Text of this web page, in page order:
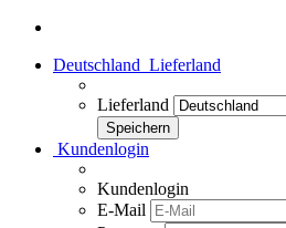
Deutschland Lieferland
Lieferland
Kundenlogin
Kundenlogin
E-Mail